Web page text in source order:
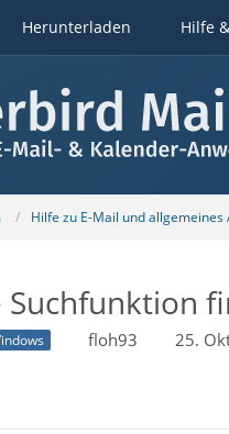
Herunterladen Hilfe
Hilfe zu E-Mail und allgemeines
Suchfunktion
floh93 25.